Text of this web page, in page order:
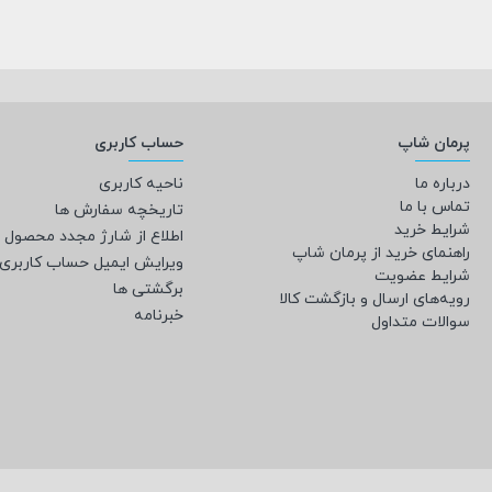
پرمان شاپ
درباره ما
تماس با ما
شرایط خرید
راهنمای خرید از پرمان شاپ
شرایط عضویت
رویه‌های ارسال و بازگشت کالا
سوالات متداول
حساب کاربری
ناحیه کاربری
تاریخچه سفارش ها
اطلاع از شارژ مجدد محصول
ویرایش ایمیل حساب کاربری
برگشتی ها
خبرنامه